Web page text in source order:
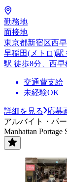
勤務地
面接地
東京都新宿区西
早稲田(メトロ)駅
駅 徒歩8分、西
交通費支給
未経験OK
詳細を見る
応募
アルバイト・パー
Manhattan